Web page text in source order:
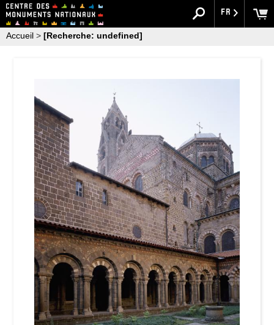
FR
Accueil > [Recherche: undefined]